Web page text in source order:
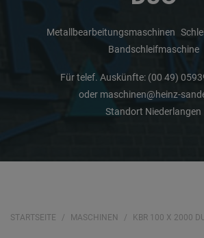
Metallbearbeitungsmaschinen
Bandschleifmaschine
Für telef. Auskünfte: (00 49)
oder maschinen@heinz-
Standort Niederlangen
STARTSEITE MASCHINEN KBR 100 X 2000